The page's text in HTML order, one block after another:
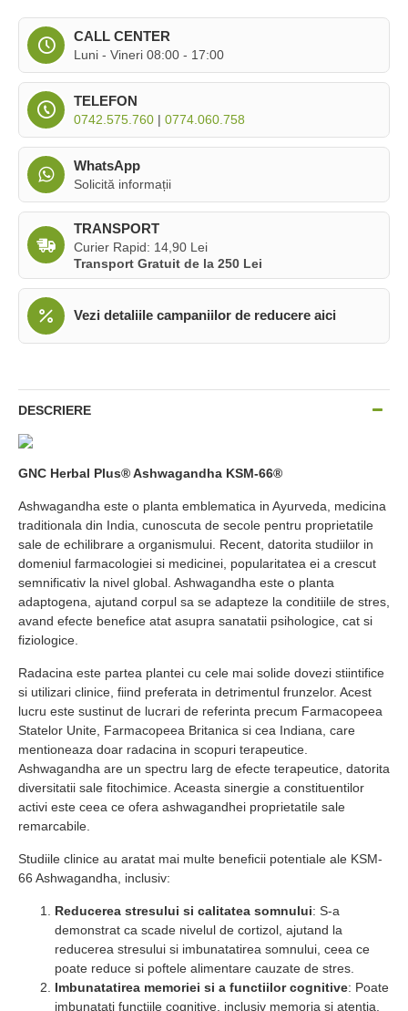
CALL CENTER
Luni - Vineri 08:00 - 17:00
TELEFON
0742.575.760 | 0774.060.758
WhatsApp
Solicită informații
TRANSPORT
Curier Rapid: 14,90 Lei
Transport Gratuit de la 250 Lei
Vezi detaliile campaniilor de reducere aici
DESCRIERE
GNC Herbal Plus® Ashwagandha KSM-66®
Ashwagandha este o planta emblematica in Ayurveda, medicina
traditionala din India, cunoscuta de secole pentru proprietatile
sale de echilibrare a organismului. Recent, datorita studiilor in
domeniul farmacologiei si medicinei, popularitatea ei a crescut
semnificativ la nivel global. Ashwagandha este o planta
adaptogena, ajutand corpul sa se adapteze la conditiile de stres,
avand efecte benefice atat asupra sanatatii psihologice, cat si
fiziologice.
Radacina este partea plantei cu cele mai solide dovezi stiintifice
si utilizari clinice, fiind preferata in detrimentul frunzelor. Acest
lucru este sustinut de lucrari de referinta precum Farmacopeea
Statelor Unite, Farmacopeea Britanica si cea Indiana, care
mentioneaza doar radacina in scopuri terapeutice.
Ashwagandha are un spectru larg de efecte terapeutice, datorita
diversitatii sale fitochimice. Aceasta sinergie a constituentilor
activi este ceea ce ofera ashwagandhei proprietatile sale
remarcabile.
Studiile clinice au aratat mai multe beneficii potentiale ale KSM-
66 Ashwagandha, inclusiv:
Reducerea stresului si calitatea somnului: S-a
demonstrat ca scade nivelul de cortizol, ajutand la
reducerea stresului si imbunatatirea somnului, ceea ce
poate reduce si poftele alimentare cauzate de stres.
Imbunatatirea memoriei si a functiilor cognitive: Poate
imbunatati functiile cognitive, inclusiv memoria si atentia.